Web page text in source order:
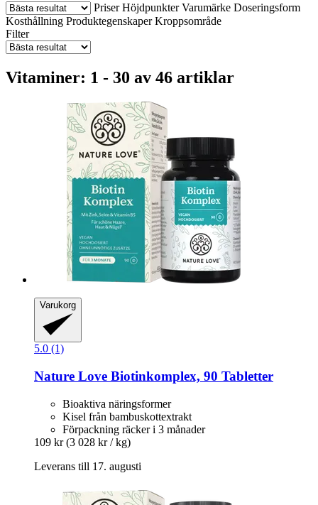
Priser Höjdpunkter Varumärke Doseringsform
Kosthållning Produktegenskaper Kroppsområde
Filter
Vitaminer: 1 - 30 av 46 artiklar
Varukorg
5.0 (1)
Nature Love Biotinkomplex, 90 Tabletter
Bioaktiva näringsformer
Kisel från bambuskottextrakt
Förpackning räcker i 3 månader
109 kr (3 028 kr / kg)
Leverans till 17. augusti